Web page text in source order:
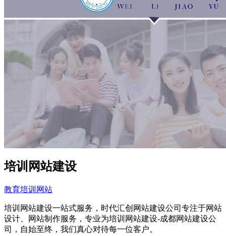
培训网站建设
教育培训网站
培训网站建设一站式服务，时代汇创网站建设公司专注于网站
设计、网站制作服务，专业为培训网站建设-成都网站建设公
司，自始至终，我们真心对待每一位客户。